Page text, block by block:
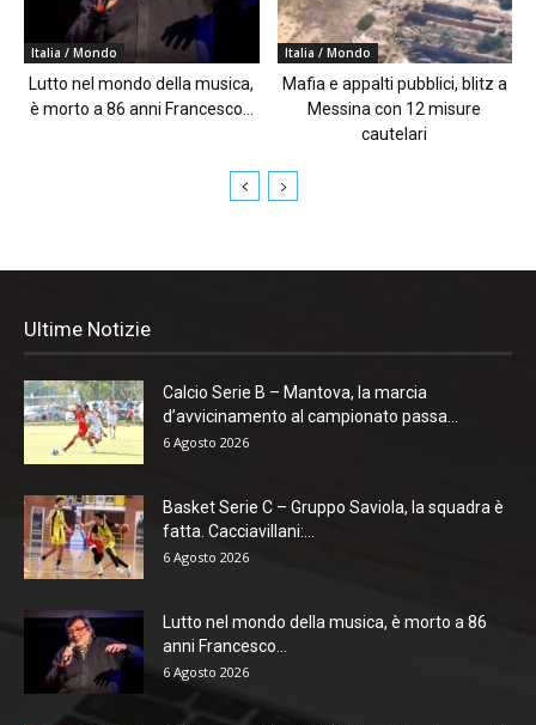
Italia / Mondo
Lutto nel mondo della musica,
è morto a 86 anni Francesco...
Italia / Mondo
Mafia e appalti pubblici, blitz a
Messina con 12 misure
cautelari
Ultime Notizie
Calcio Serie B – Mantova, la marcia
d’avvicinamento al campionato passa...
6 Agosto 2026
Basket Serie C – Gruppo Saviola, la squadra è
fatta. Cacciavillani:...
6 Agosto 2026
Lutto nel mondo della musica, è morto a 86
anni Francesco...
6 Agosto 2026